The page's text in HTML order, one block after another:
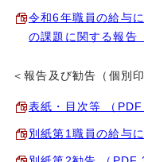
令和6年職員の給与
の課題に関する報告
＜報告及び勧告（個別
表紙・目次等 （PDF
別紙第1職員の給与